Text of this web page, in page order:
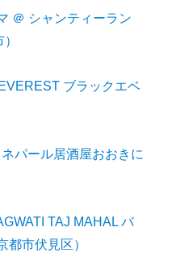
＠ シャンティーラン
ブラックエベ
パール居酒屋おおきに
TAJ MAHAL バ
都市伏見区）